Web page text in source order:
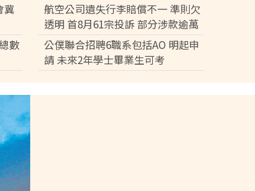
冀
航空公司遺失行李賠償不一 準則欠
透明 首8月61宗投訴 部分涉款逾萬
元
數
公僕聯合招聘6職系包括AO 明起申
請 未來2年學士畢業生可考